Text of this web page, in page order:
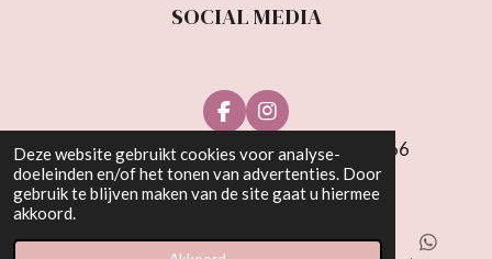
Deze website gebruikt cookies voor analyse-
doeleinden en/of het tonen van advertenties. Door
gebruik te blijven maken van de site gaat u hiermee
akkoord.
SOCIAL MEDIA
F
c
e
b
o
I
s
t
a
r
© Be Wonderful Beauty 2021 | KvK: 81538766